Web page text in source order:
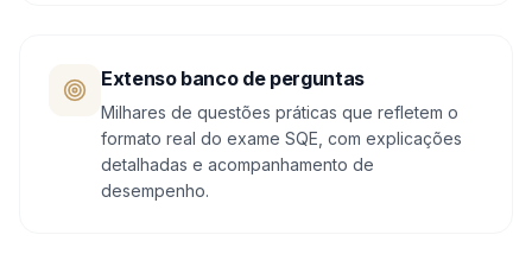
Extenso banco de perguntas
Milhares de questões práticas que refletem o
formato real do exame SQE, com explicações
detalhadas e acompanhamento de
desempenho.